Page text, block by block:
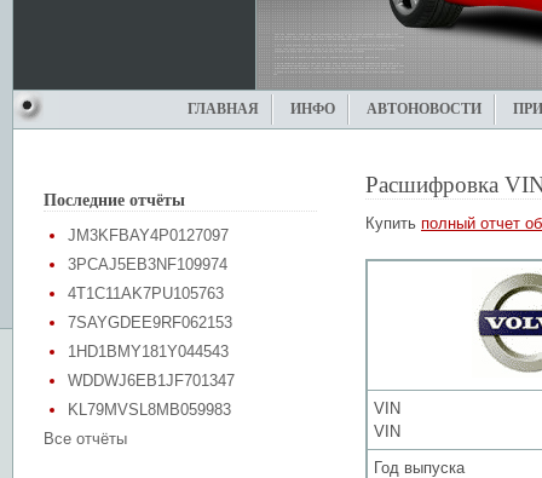
ГЛАВНАЯ ИНФО АВТОНОВОСТИ
Последние отчёты
JM3KFBAY4P0127097
3PCAJ5EB3NF109974
4T1C11AK7PU105763
7SAYGDEE9RF062153
1HD1BMY181Y044543
WDDWJ6EB1JF701347
KL79MVSL8MB059983
Все отчёты
Расшифровка
Купить полный отчет
VIN
VIN
Год выпуска